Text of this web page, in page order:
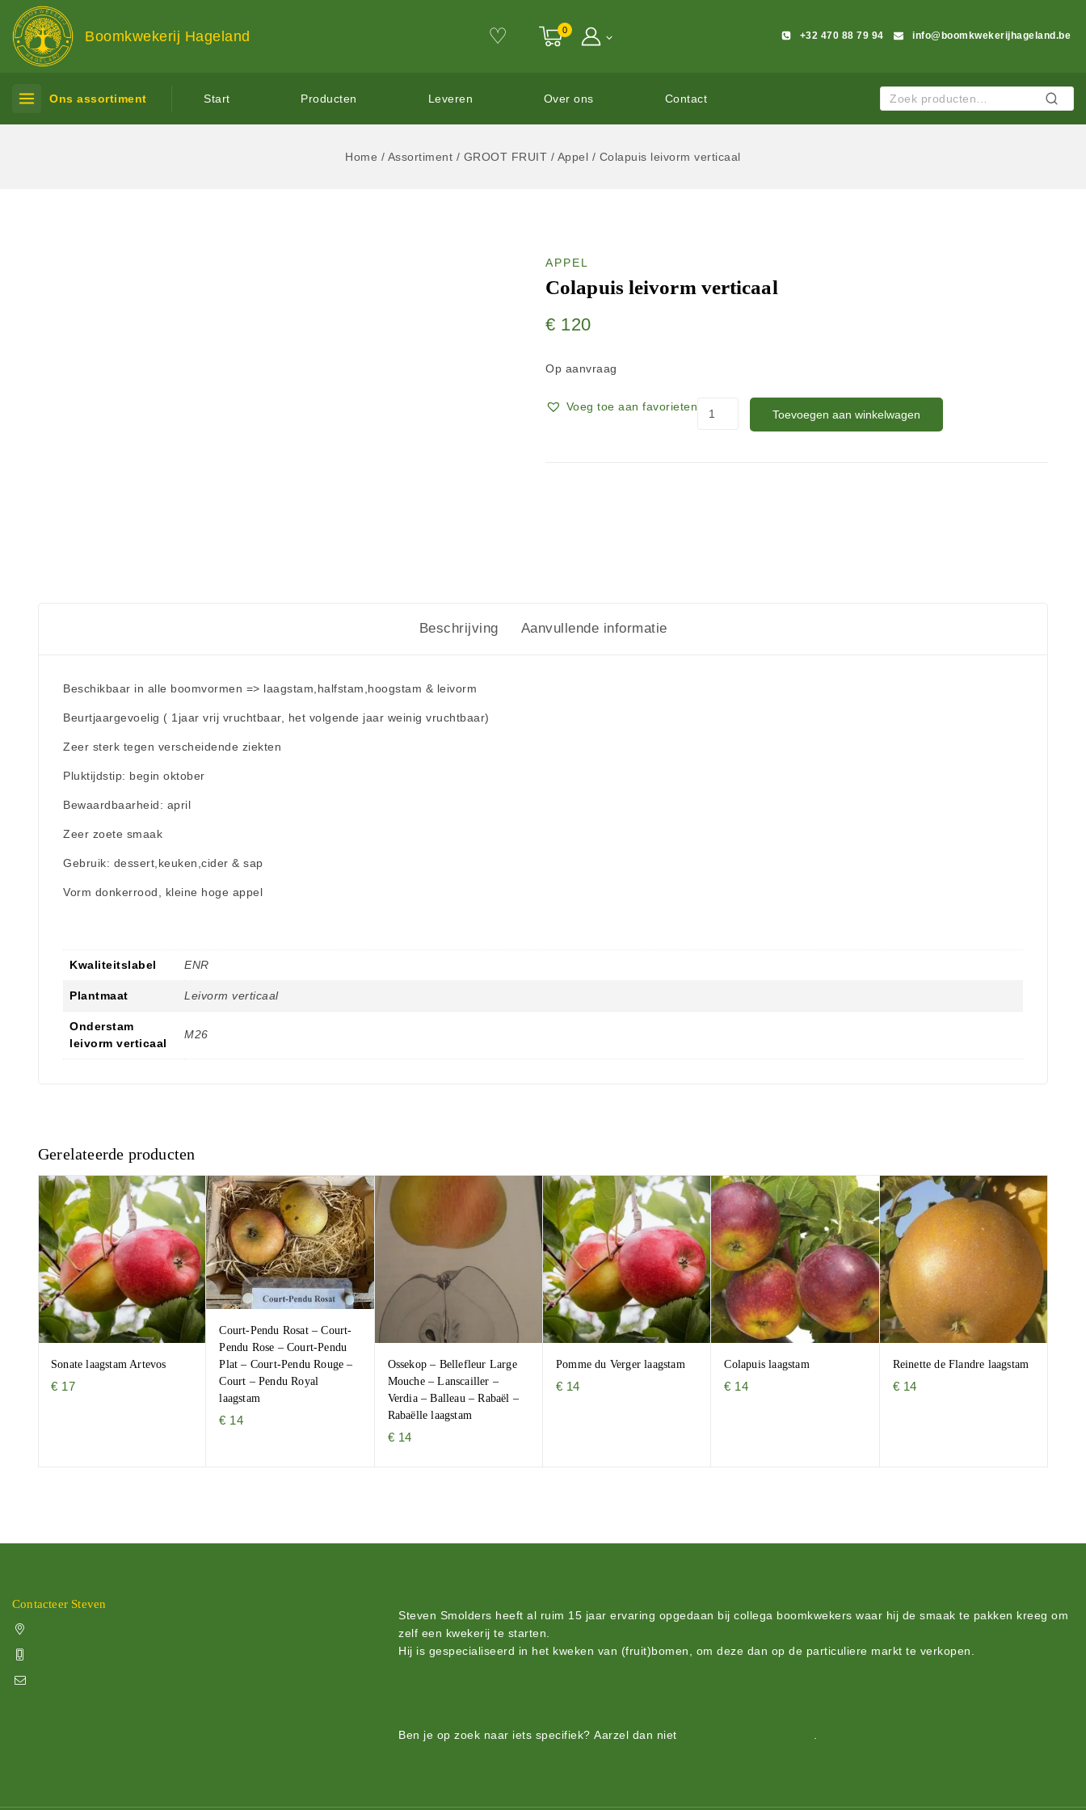
Boomkwekerij Hageland ♡ 0 +32 470 88 79 94 info@boomkwekerijhageland.be
Ons assortiment Start Producten Leveren Over ons Contact Zoeken
Home / Assortiment / GROOT FRUIT / Appel / Colapuis leivorm verticaal
APPEL
Colapuis leivorm verticaal
€ 120
Op aanvraag
Voeg toe aan favorieten
Toevoegen aan winkelwagen
Beschrijving Aanvullende informatie
Beschikbaar in alle boomvormen => laagstam,halfstam,hoogstam & leivorm
Beurtjaargevoelig ( 1jaar vrij vruchtbaar, het volgende jaar weinig vruchtbaar)
Zeer sterk tegen verscheidende ziekten
Pluktijdstip: begin oktober
Bewaardbaarheid: april
Zeer zoete smaak
Gebruik: dessert,keuken,cider & sap
Vorm donkerrood, kleine hoge appel
Kwaliteitslabel ENR
Plantmaat Leivorm verticaal
Onderstam
leivorm verticaal
M26
Gerelateerde producten
Sonate laagstam Artevos
€ 17
Court-Pendu Rosat – Court-
Pendu Rose – Court-Pendu
Plat – Court-Pendu Rouge –
Court – Pendu Royal
laagstam
€ 14
Ossekop – Bellefleur Large
Mouche – Lanscailler –
Verdia – Balleau – Rabaël –
Rabaëlle laagstam
€ 14
Pomme du Verger laagstam
€ 14
Colapuis laagstam
€ 14
Reinette de Flandre laagstam
€ 14
Contacteer Steven
Steven Smolders heeft al ruim 15 jaar ervaring opgedaan bij collega boomkwekers waar hij de smaak te pakken kreeg om
zelf een kwekerij te starten.
Hij is gespecialiseerd in het kweken van (fruit)bomen, om deze dan op de particuliere markt te verkopen.
Ben je op zoek naar iets specifiek? Aarzel dan niet